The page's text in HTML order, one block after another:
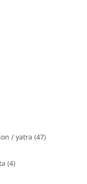
/ yatra (47)
(4)